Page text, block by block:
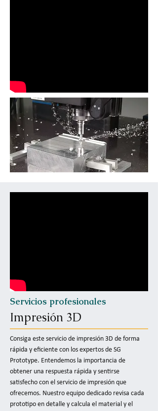
Servicios profesionales
Impresión 3D
Consiga este servicio de impresión 3D de forma
rápida y eficiente con los expertos de SG
Prototype. Entendemos la importancia de
obtener una respuesta rápida y sentirse
satisfecho con el servicio de impresión que
ofrecemos. Nuestro equipo dedicado revisa cada
prototipo en detalle y calcula el material y el